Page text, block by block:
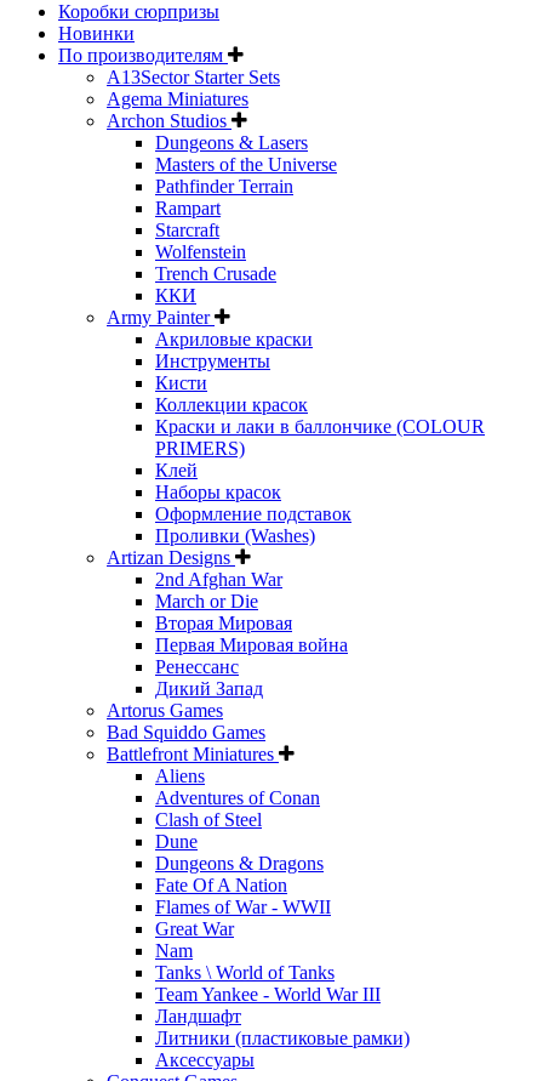
Коробки сюрпризы
Новинки
По производителям
A13Sector Starter Sets
Agema Miniatures
Archon Studios
Dungeons & Lasers
Masters of the Universe
Pathfinder Terrain
Rampart
Starcraft
Wolfenstein
Trench Crusade
ККИ
Army Painter
Акриловые краски
Инструменты
Кисти
Коллекции красок
Краски и лаки в баллончике (COLOUR
PRIMERS)
Клей
Наборы красок
Оформление подставок
Проливки (Washes)
Artizan Designs
2nd Afghan War
March or Die
Вторая Мировая
Первая Мировая война
Ренессанс
Дикий Запад
Artorus Games
Bad Squiddo Games
Battlefront Miniatures
Aliens
Adventures of Conan
Clash of Steel
Dune
Dungeons & Dragons
Fate Of A Nation
Flames of War - WWII
Great War
Nam
Tanks \ World of Tanks
Team Yankee - World War III
Ландшафт
Литники (пластиковые рамки)
Аксессуары